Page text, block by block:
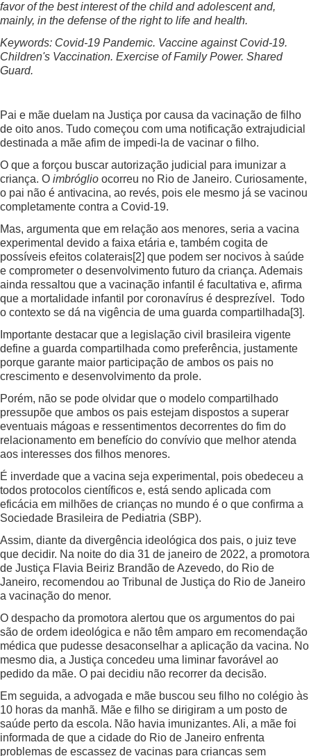
favor of the best interest of the child and adolescent and,
mainly, in the defense of the right to life and health.
Keywords: Covid-19 Pandemic. Vaccine against Covid-19.
Children's Vaccination. Exercise of Family Power. Shared
Guard.
Pai e mãe duelam na Justiça por causa da vacinação de filho
de oito anos. Tudo começou com uma notificação extrajudicial
destinada a mãe afim de impedi-la de vacinar o filho.
O que a forçou buscar autorização judicial para imunizar a
criança. O imbróglio ocorreu no Rio de Janeiro. Curiosamente,
o pai não é antivacina, ao revés, pois ele mesmo já se vacinou
completamente contra a Covid-19.
Mas, argumenta que em relação aos menores, seria a vacina
experimental devido a faixa etária e, também cogita de
possíveis efeitos colaterais[2] que podem ser nocivos à saúde
e comprometer o desenvolvimento futuro da criança. Ademais
ainda ressaltou que a vacinação infantil é facultativa e, afirma
que a mortalidade infantil por coronavírus é desprezível. Todo
o contexto se dá na vigência de uma guarda compartilhada[3].
Importante destacar que a legislação civil brasileira vigente
define a guarda compartilhada como preferência, justamente
porque garante maior participação de ambos os pais no
crescimento e desenvolvimento da prole.
Porém, não se pode olvidar que o modelo compartilhado
pressupõe que ambos os pais estejam dispostos a superar
eventuais mágoas e ressentimentos decorrentes do fim do
relacionamento em benefício do convívio que melhor atenda
aos interesses dos filhos menores.
É inverdade que a vacina seja experimental, pois obedeceu a
todos protocolos científicos e, está sendo aplicada com
eficácia em milhões de crianças no mundo é o que confirma a
Sociedade Brasileira de Pediatria (SBP).
Assim, diante da divergência ideológica dos pais, o juiz teve
que decidir. Na noite do dia 31 de janeiro de 2022, a promotora
de Justiça Flavia Beiriz Brandão de Azevedo, do Rio de
Janeiro, recomendou ao Tribunal de Justiça do Rio de Janeiro
a vacinação do menor.
O despacho da promotora alertou que os argumentos do pai
são de ordem ideológica e não têm amparo em recomendação
médica que pudesse desaconselhar a aplicação da vacina. No
mesmo dia, a Justiça concedeu uma liminar favorável ao
pedido da mãe. O pai decidiu não recorrer da decisão.
Em seguida, a advogada e mãe buscou seu filho no colégio às
10 horas da manhã. Mãe e filho se dirigiram a um posto de
saúde perto da escola. Não havia imunizantes. Ali, a mãe foi
informada de que a cidade do Rio de Janeiro enfrenta
problemas de escassez de vacinas para crianças sem